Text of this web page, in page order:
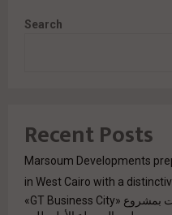
Search
Recent Posts
Marsoum Developments
in West Cairo with a
جولدن تاون تبدأ أعمال الإنشاءات بمشروع «GT Business City»